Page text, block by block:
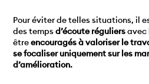
Pour éviter de telles situations, il
des tempsd’écoute réguliersavec
êtreencouragés à valoriser le
se focaliser uniquement sur les
d’amélioration.